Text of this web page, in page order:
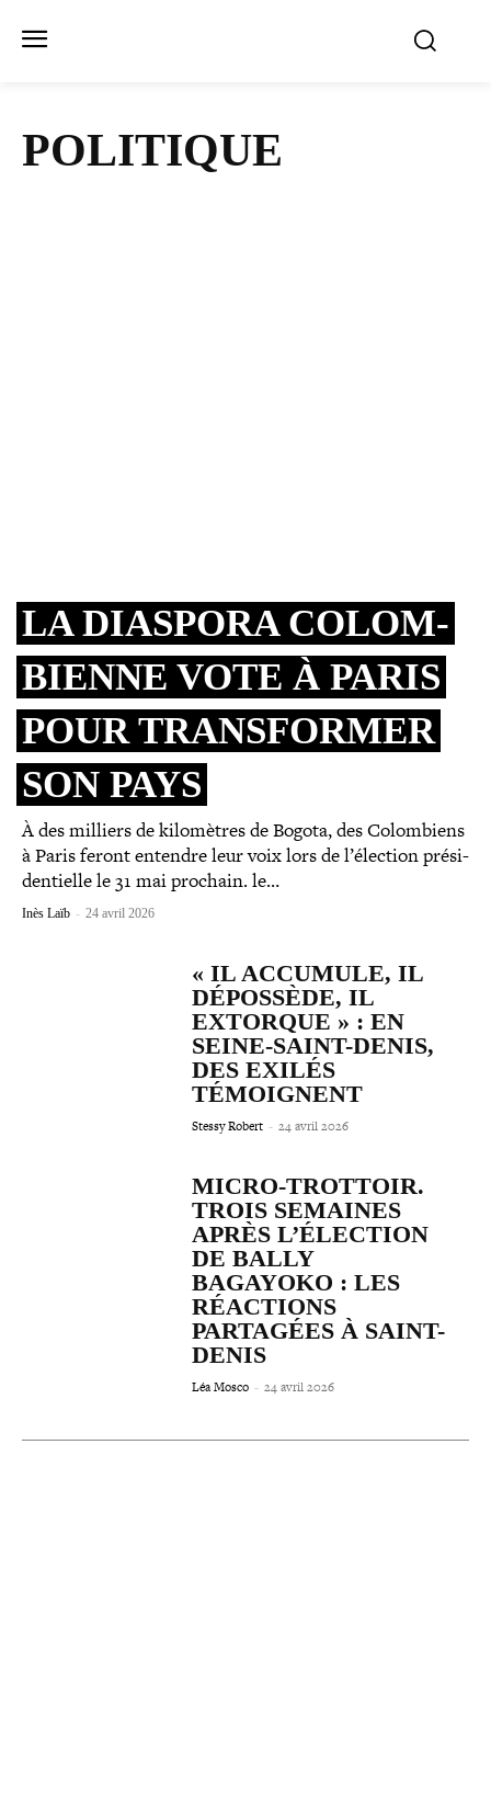
POLITIQUE
LA DIASPORA COLOM­
BIENNE VOTE À PARIS
POUR TRANS­FOR­MER
SON PAYS
À des milliers de kilo­mètres de Bogota, des Colombiens
à Paris feront entendre leur voix lors de l’élection pré­si­
den­tielle le 31 mai prochain. le…
Inès Laïb - 24 avril 2026
« IL ACCUMULE, IL
DÉPOSSÈDE, IL
EXTORQUE » : EN
SEINE-​SAINT-​DENIS,
DES EXILÉS
TÉMOIGNENT
Stessy Robert - 24 avril 2026
MICRO-​TROTTOIR.
TROIS SEMAINES
APRÈS L’ÉLECTION
DE BALLY
BAGAYOKO : LES
RÉACTIONS
PARTAGÉES À SAINT-
DENIS
Léa Mosco - 24 avril 2026